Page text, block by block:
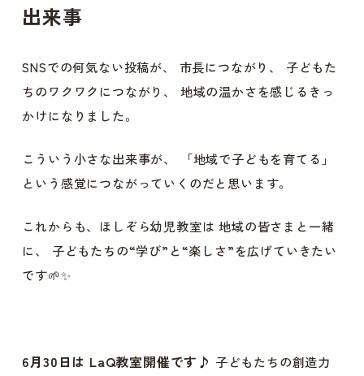
出来事
SNSでの何気ない投稿が、 市長につながり、 子どもた
ちのワクワクにつながり、 地域の温かさを感じるきっ
かけになりました。
こういう小さな出来事が、 「地域で子どもを育てる」
という感覚につながっていくのだと思います。
これからも、ほしぞら幼児教室は 地域の皆さまと一緒
に、 子どもたちの“学び”と“楽しさ”を広げていきたい
です🌱✨
6月30日は LaQ教室開催です♪ 子どもたちの創造力